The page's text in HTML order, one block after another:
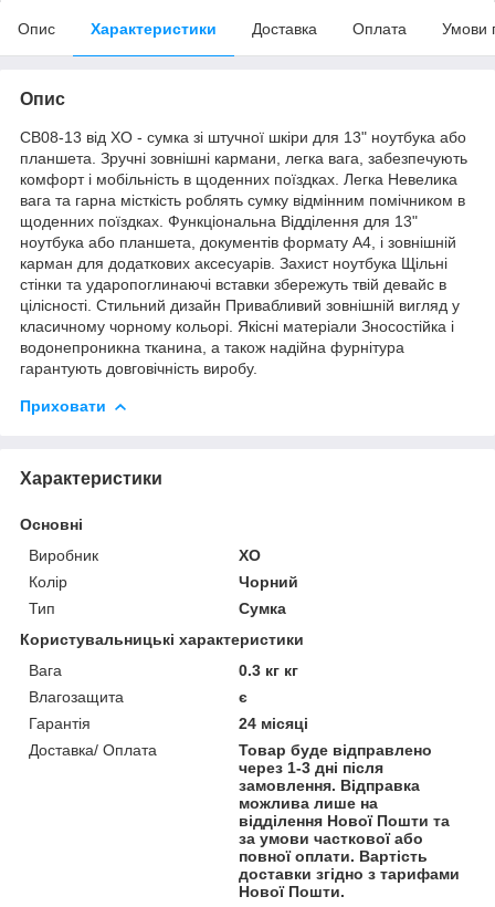
Опис Характеристики Доставка Оплата Умови
Опис
CB08-13 від ХO - сумка зі штучної шкіри для 13" ноутбука або
планшета. Зручні зовнішні кармани, легка вага, забезпечують
комфорт і мобільність в щоденних поїздках. Легка Невелика
вага та гарна місткість роблять сумку відмінним помічником в
щоденних поїздках. Функціональна Відділення для 13"
ноутбука або планшета, документів формату А4, і зовнішній
карман для додаткових аксесуарів. Захист ноутбука Щільні
стінки та ударопоглинаючі вставки збережуть твій девайс в
цілісності. Стильний дизайн Привабливий зовнішній вигляд у
класичному чорному кольорі. Якісні матеріали Зносостійка і
водонепроникна тканина, а також надійна фурнітура
гарантують довговічність виробу.
Приховати
Характеристики
Основні
Виробник
XO
Колір
Чорний
Тип
Сумка
Користувальницькі характеристики
Вага
0.3 кг кг
Влагозащита
є
Гарантія
24 місяці
Доставка/ Оплата
Товар буде відправлено
через 1-3 дні після
замовлення. Відправка
можлива лише на
відділення Нової Пошти та
за умови часткової або
повної оплати. Вартість
доставки згідно з тарифами
Нової Пошти.